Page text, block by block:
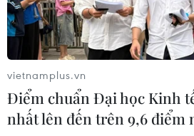
Nam-Australia có độ tin cậy
cao
08/08/2026 05:27
Đưa quan hệ Việt Nam-
triển sâu sắc, thực chất, hiệu
vietnamplus.vn
Điểm chuẩn Đại học Kinh
nhất lên đến trên 9,6 điểm